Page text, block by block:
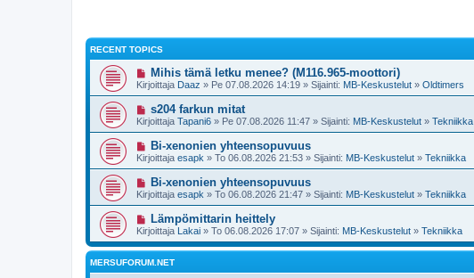
RECENT TOPICS
Mihis tämä letku menee? (M116.965-moottori)
Kirjoittaja Daaz » Pe 07.08.2026 14:19 » Sijainti: MB-Keskustelut » Oldtimers
s204 farkun mitat
Kirjoittaja Tapani6 » Pe 07.08.2026 11:47 » Sijainti: MB-Keskustelut » Tekniikka
Bi-xenonien yhteensopuvuus
Kirjoittaja esapk » To 06.08.2026 21:53 » Sijainti: MB-Keskustelut » Tekniikka
Bi-xenonien yhteensopuvuus
Kirjoittaja esapk » To 06.08.2026 21:47 » Sijainti: MB-Keskustelut » Tekniikka
Lämpömittarin heittely
Kirjoittaja Lakai » To 06.08.2026 17:07 » Sijainti: MB-Keskustelut » Tekniikka
MERSUFORUM.NET